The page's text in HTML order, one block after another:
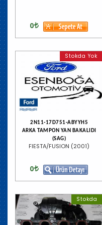
0
Stokda Yok
2N11-17D751-ABYYH5
ARKA TAMPON YAN BAKALIDI
(SAG)
FIESTA/FUSION (2001)
0
Stokda